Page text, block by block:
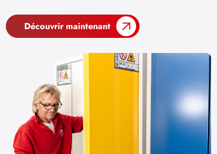
Découvrir maintenant